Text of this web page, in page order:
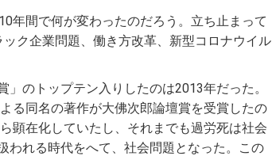
年間で何が変わったのだろう。立ち止まって
ク企業問題、働き方改革、新型コロナウイル
」のトップテン入りしたのは2013年だった。
る同名の著作が大佛次郎論壇賞を受賞したの
顕在化していたし、それまでも過労死は社会
われる時代をへて、社会問題となった。この